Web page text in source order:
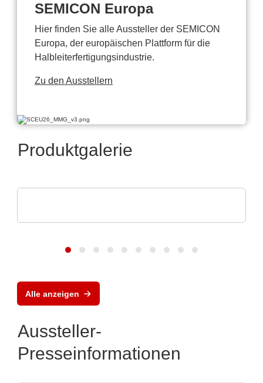
SEMICON Europa
Hier finden Sie alle Aussteller der SEMICON
Europa, der europäischen Plattform für die
Halbleiterfertigungsindustrie.
Zu den Ausstellern
Produktgalerie
Alle anzeigen
Aussteller-
Presseinformationen